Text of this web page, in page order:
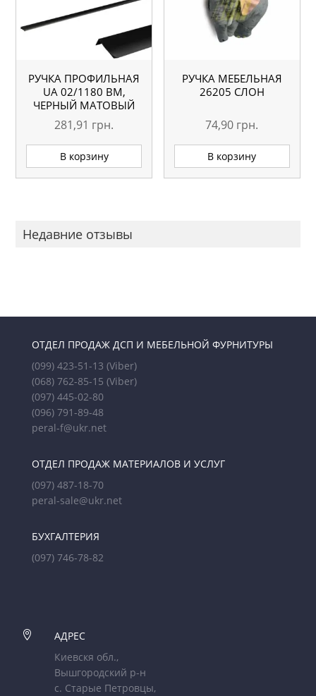
РУЧКА ПРОФИЛЬНАЯ
UA 02/1180 BM,
ЧЕРНЫЙ МАТОВЫЙ
281,91 грн.
В корзину
РУЧКА МЕБЕЛЬНАЯ
26205 СЛОН
74,90 грн.
В корзину
Недавние отзывы
ОТДЕЛ ПРОДАЖ ДСП И МЕБЕЛЬНОЙ ФУРНИТУРЫ
(099) 423-51-13 (Viber)
(068) 762-85-15 (Viber)
(097) 445-02-80
(096) 791-89-48
peral-f@ukr.net
ОТДЕЛ ПРОДАЖ МАТЕРИАЛОВ И УСЛУГ
(097) 487-18-70
peral-sale@ukr.net
БУХГАЛТЕРИЯ
(097) 746-78-82

АДРЕС
Киевскя обл.,
Вышгородский р-н
с. Старые Петровцы,